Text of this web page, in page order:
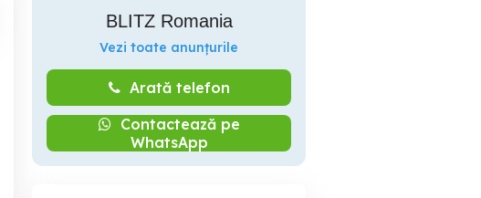
BLITZ Romania
Vezi toate anunțurile
Arată telefon
Contactează pe
WhatsApp